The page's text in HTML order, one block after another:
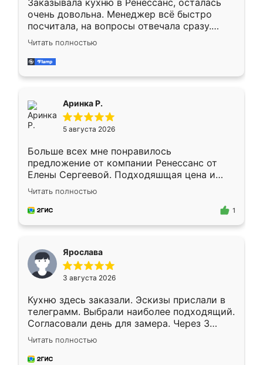
Заказывала кухню в Ренессанс, осталась
очень довольна. Менеджер всё быстро
посчитала, на вопросы отвечала сразу.
Замерщик приехал в субботу, подошёл к
делу со всей ответственностью. Собрали
за день, ребята работали аккуратно, даже
Читать полностью
Аринка Р.
5 августа 2026
Больше всех мне понравилось
предложение от компании Ренессанс от
Елены Сергеевой. Подходяшщая цена и
короткие сроки изготовления. Приехавший
для замера сотрудник Владислав
предложил по моему эскизу самый
Читать полностью
1
Ярослава
3 августа 2026
Кухню здесь заказали. Эскизы прислали в
телеграмм. Выбрали наиболее подходящий.
Согласовали день для замера. Через 3
недели кухня была уже готова. Остались
довольны работой. Спасибо Ренессанс
мебель за качественную работу!
Читать полностью